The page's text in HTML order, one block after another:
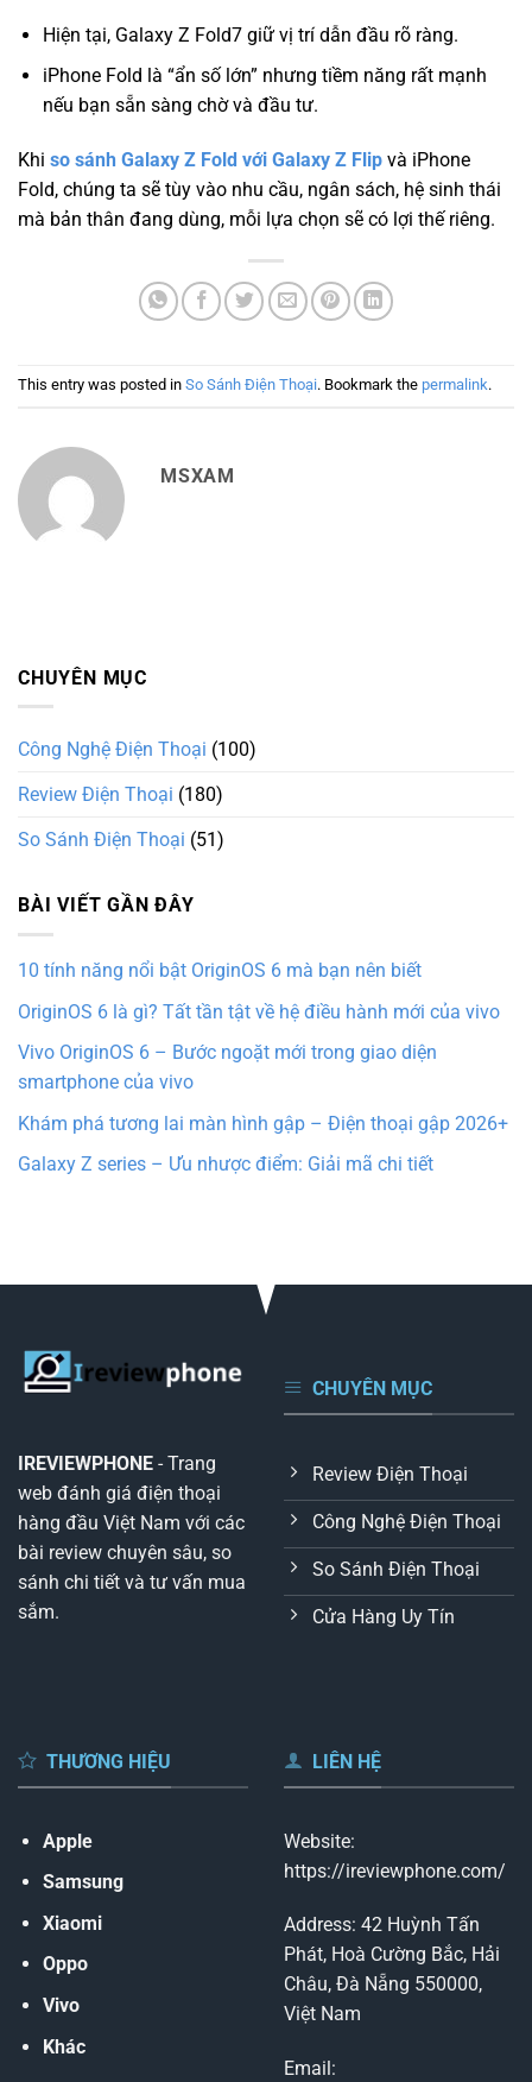
Hiện tại, Galaxy Z Fold7 giữ vị trí dẫn đầu rõ ràng.
iPhone Fold là “ẩn số lớn” nhưng tiềm năng rất mạnh
nếu bạn sẵn sàng chờ và đầu tư.
Khi so sánh Galaxy Z Fold với Galaxy Z Flip và iPhone
Fold, chúng ta sẽ tùy vào nhu cầu, ngân sách, hệ sinh thái
mà bản thân đang dùng, mỗi lựa chọn sẽ có lợi thế riêng.
This entry was posted in So Sánh Điện Thoại. Bookmark the permalink.
MSXAM
CHUYÊN MỤC
Công Nghệ Điện Thoại (100)
Review Điện Thoại (180)
So Sánh Điện Thoại (51)
BÀI VIẾT GẦN ĐÂY
10 tính năng nổi bật OriginOS 6 mà bạn nên biết
OriginOS 6 là gì? Tất tần tật về hệ điều hành mới của vivo
Vivo OriginOS 6 – Bước ngoặt mới trong giao diện
smartphone của vivo
Khám phá tương lai màn hình gập – Điện thoại gập 2026+
Galaxy Z series – Ưu nhược điểm: Giải mã chi tiết
IREVIEWPHONE - Trang
web đánh giá điện thoại
hàng đầu Việt Nam với các
bài review chuyên sâu, so
sánh chi tiết và tư vấn mua
sắm.
CHUYÊN MỤC
Review Điện Thoại
Công Nghệ Điện Thoại
So Sánh Điện Thoại
Cửa Hàng Uy Tín
THƯƠNG HIỆU
Apple
Samsung
Xiaomi
Oppo
Vivo
Khác
LIÊN HỆ
Website:
https://ireviewphone.com/
Address: 42 Huỳnh Tấn
Phát, Hoà Cường Bắc, Hải
Châu, Đà Nẵng 550000,
Việt Nam
Email: